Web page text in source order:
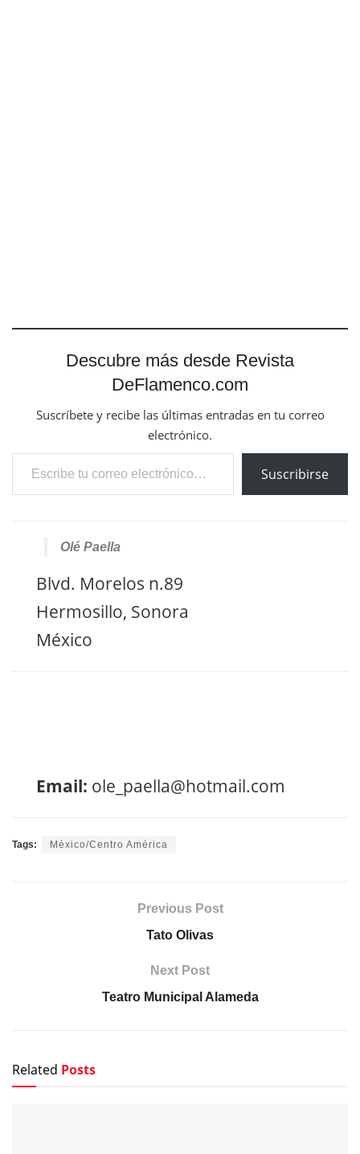
Descubre más desde Revista
DeFlamenco.com
Suscríbete y recibe las últimas entradas en tu correo
electrónico.
Escribe tu correo electrónico…
Suscribirse
Olé Paella
Blvd. Morelos n.89
Hermosillo, Sonora
México
Email: ole_paella@hotmail.com
Tags: México/Centro América
Previous Post
Tato Olivas
Next Post
Teatro Municipal Alameda
Related Posts